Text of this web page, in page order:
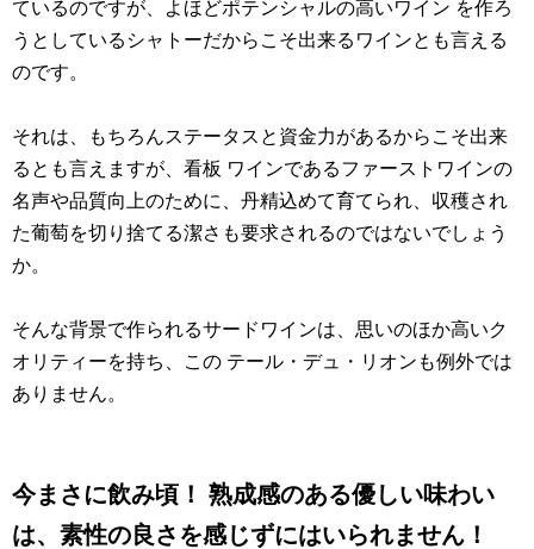
ているのですが、よほどポテンシャルの高いワイン を作ろ
うとしているシャトーだからこそ出来るワインとも言える
のです。
それは、もちろんステータスと資金力があるからこそ出来
るとも言えますが、看板 ワインであるファーストワインの
名声や品質向上のために、丹精込めて育てられ、収穫され
た葡萄を切り捨てる潔さも要求されるのではないでしょう
か。
そんな背景で作られるサードワインは、思いのほか高いク
オリティーを持ち、この テール・デュ・リオンも例外では
ありません。
今まさに飲み頃！ 熟成感のある優しい味わい
は、素性の良さを感じずにはいられません！